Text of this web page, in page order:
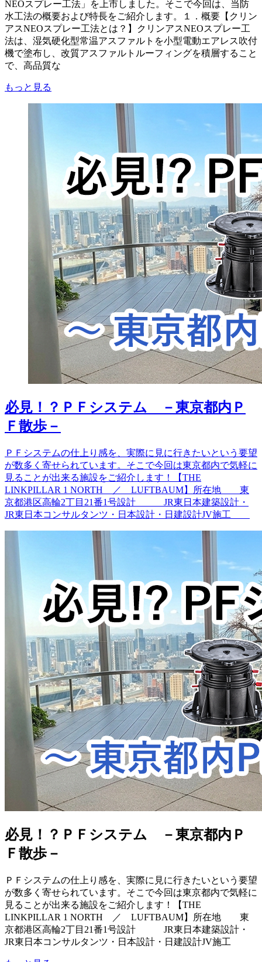
NEOスプレー工法」を上市しました。そこで今回は、当防
水工法の概要および特長をご紹介します。１．概要【クリン
アスNEOスプレー工法とは？】クリンアスNEOスプレー工
法は、湿気硬化型常温アスファルトを小型電動エアレス吹付
機で塗布し、改質アスファルトルーフィングを積層すること
で、高品質な
もっと見る
必見！？ＰＦシステム －東京都内Ｐ
Ｆ散歩－
ＰＦシステムの仕上り感を、実際に見に行きたいという要望
が数多く寄せられています。そこで今回は東京都内で気軽に
見ることが出来る施設をご紹介します！【THE
LINKPILLAR 1 NORTH ／ LUFTBAUM】所在地 東
京都港区高輪2丁目21番1号設計 JR東日本建築設計・
JR東日本コンサルタンツ・日本設計・日建設計JV施工
必見！？ＰＦシステム －東京都内Ｐ
Ｆ散歩－
ＰＦシステムの仕上り感を、実際に見に行きたいという要望
が数多く寄せられています。そこで今回は東京都内で気軽に
見ることが出来る施設をご紹介します！【THE
LINKPILLAR 1 NORTH ／ LUFTBAUM】所在地 東
京都港区高輪2丁目21番1号設計 JR東日本建築設計・
JR東日本コンサルタンツ・日本設計・日建設計JV施工